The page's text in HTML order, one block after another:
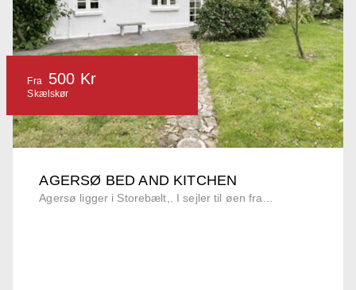
AGERSØ BED AND KITCHEN
Agersø ligger i Storebælt,. I sejler til øen fra...
Fra 500 Kr
Skælskør